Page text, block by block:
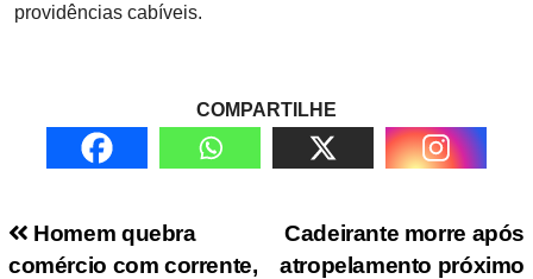
providências cabíveis.
COMPARTILHE
Navegação de PostCadeirante morre após
atropelamento próximo
Homem quebra
comércio com corrente,